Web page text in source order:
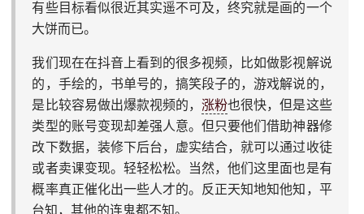
有些目标看似很近其实遥不可及，终究就是画的一个
大饼而已。
我们现在在抖音上看到的很多视频，比如做影视解说
的，手绘的，书单号的，搞笑段子的，游戏解说的，
是比较容易做出爆款视频的，涨粉也很快，但是这些
类型的账号变现却差强人意。但只要他们借助神器修
改下数据，装修下后台，虚实结合，就可以通过收徒
或者卖课变现。轻轻松松。当然，他们这里面也是有
概率真正催化出一些人才的。反正天知地知他知，平
台知，其他的连鬼都不知。